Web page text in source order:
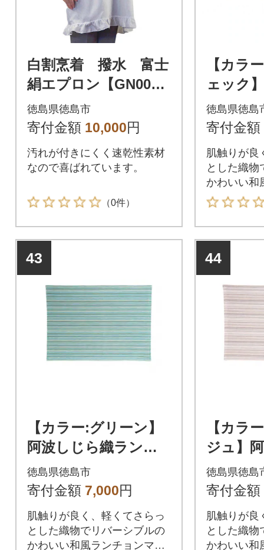
白割烹着 撥水 富士
絹エプロン【GN00
6】
徳島県徳島市
寄付金額 10,000円
汚れが付きにくく速乾性素材
なので喜ばれています。
（0件）
【カラ
ェック
織ラン
徳島県徳島
寄付金額
肌触りが良
とした織物
かわいい和
トです。
43
【カラー:グリーン】
阿波しじら織ランチ
ョンマット
徳島県徳島市
寄付金額 7,000円
肌触りが良く、軽くてさらっ
とした織物でリバーシブルの
かわいい和風ランチョンマッ
44
【カラ
ジュ】
ランチ
徳島県徳島
寄付金額
肌触りが良
とした織物
かわいい和